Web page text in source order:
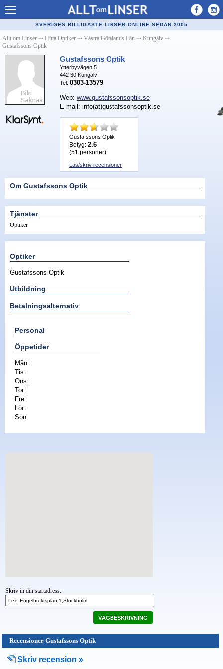
Allt om Linser
Billiga kontaktlinser
Köpa linser på nätet
Återförsäljare linser
Populära linser
Kontaktlinstyper
Glasögon
Linstillbehör
Nyheter - linser
SVERIGES BILLIGASTE LINSER ONLINE SEDAN 2005
Allt om Linser ⤏ Hitta Optiker ⤏ Västra Götalands Län ⤏ Kungälv ⤏
Gustafssons Optik
Gustafssons Optik
Ytterbyvägen 5
442 30 Kungälv
Tel: 0303-13579
Web: www.gustafssonsoptik.se
E-mail: info(at)gustafssonsoptik.se
Gustafssons Optik
Betyg: 2.6
(51 personer)
Läs/skriv recensioner
Om Gustafssons Optik
Tjänster
Optiker
Optiker
Gustafssons Optik
Utbildning
Betalningsalternativ
Personal
Öppetider
Mån:
Tis:
Ons:
Tor:
Fre:
Lör:
Sön:
Skriv in din startadress:
VÄGBESKRIVNING
Recensioner Gustafssons Optik
Skriv recension »